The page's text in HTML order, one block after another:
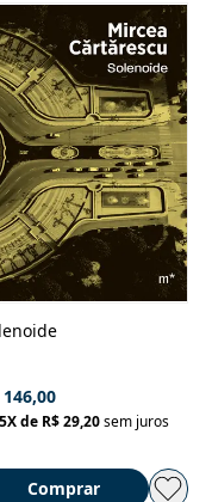
146,00
5X de R$ 29,20 sem juros
Comprar